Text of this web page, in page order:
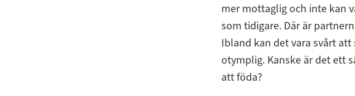
mer mottaglig och inte kan
som tidigare. Där är
Ibland kan det vara svårt
otymplig. Kanske är det ett
att föda?